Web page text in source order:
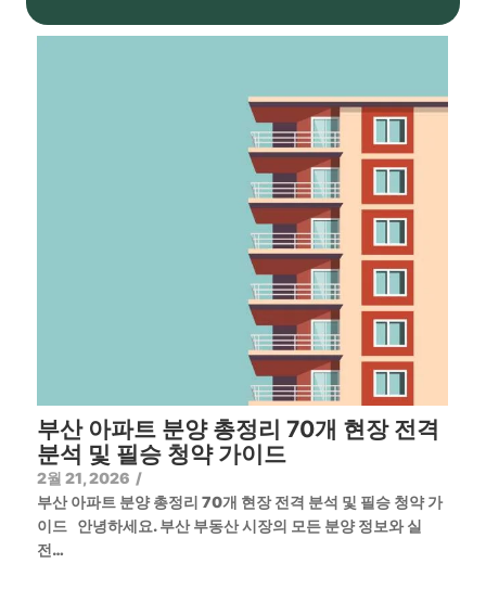
부산 아파트 분양 총정리 70개 현장 전격
분석 및 필승 청약 가이드
2월 21, 2026 /
부산 아파트 분양 총정리 70개 현장 전격 분석 및 필승 청약 가
이드 안녕하세요. 부산 부동산 시장의 모든 분양 정보와 실
전…